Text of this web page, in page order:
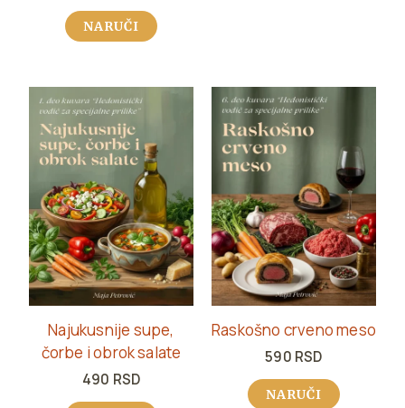
NARUČI
Najukusnije supe,
čorbe i obrok salate
490 RSD
Raskošno crveno meso
590 RSD
NARUČI